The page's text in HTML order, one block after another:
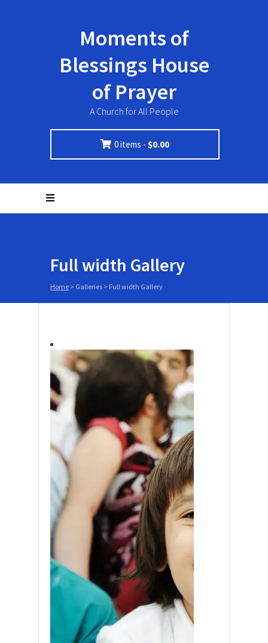
Moments of
Blessings House
of Prayer
A Church for All People
0 items -$0.00
Full width Gallery
Home > Galleries > Full width Gallery